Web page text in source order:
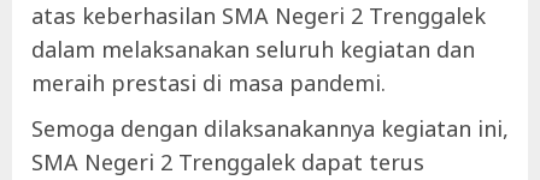
atas keberhasilan SMA Negeri 2 Trenggalek
dalam melaksanakan seluruh kegiatan dan
meraih prestasi di masa pandemi.
Semoga dengan dilaksanakannya kegiatan ini,
SMA Negeri 2 Trenggalek dapat terus